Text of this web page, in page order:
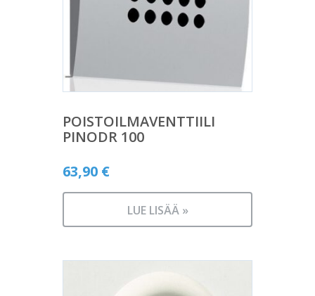
POISTOILMAVENTTIILI
PINODR 100
63,90 €
LUE LISÄÄ »